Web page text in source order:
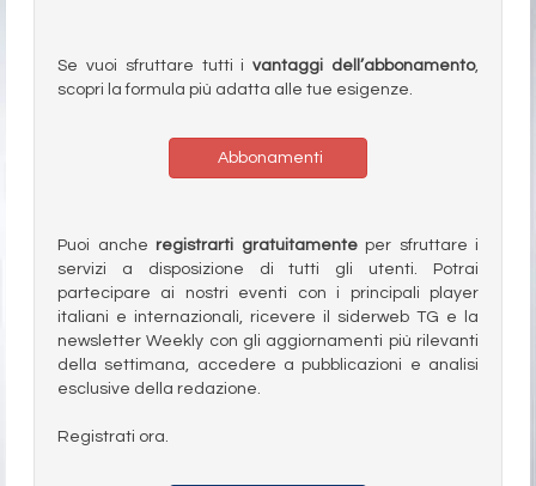
Se vuoi sfruttare tutti ivantaggi dell’abbonamento,
scopri la formula più adatta alle tue esigenze.
Abbonamenti
Puoi anche registrarti gratuitamenteper sfruttare i
servizi a disposizione di tutti gli utenti. Potrai
partecipare ai nostri eventi con i principali player
italiani e internazionali, ricevere il siderweb TG e la
newsletter Weekly con gli aggiornamenti più rilevanti
della settimana, accedere a pubblicazioni e analisi
esclusive della redazione.
Registrati ora.